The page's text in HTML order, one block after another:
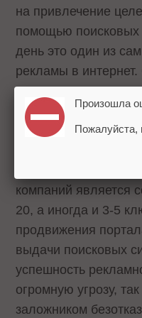
на привлечение
помощью поисковых
день это один из
рекламы в интернет.
около 80%
приходят на проект
системы.
компаний является
20, а иногда и 3-5
продвижения
выдачи поисковых
успешность
огромную угрозу,
заложником
Произошла
Пожалуйста,